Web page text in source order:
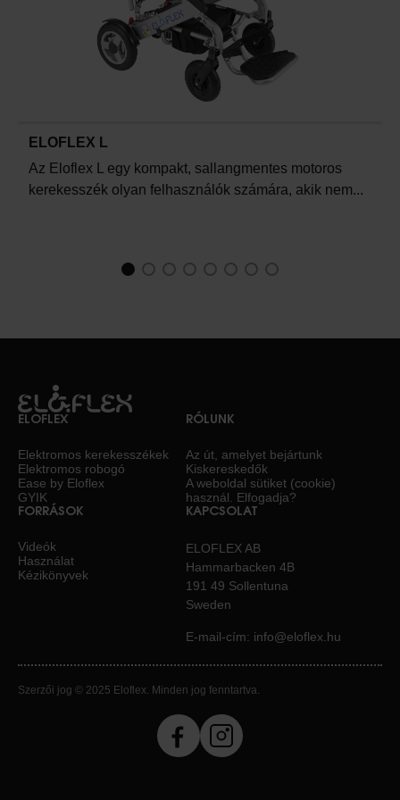
ELOFLEX L
Az Eloflex L egy kompakt, sallangmentes motoros
kerekesszék olyan felhasználók számára, akik nem...
1
Current Item
ELOFLEX
Elektromos kerekesszékek
Elektromos robogó
Ease by Eloflex
GYIK
RÓLUNK
Az út, amelyet bejártunk
Kiskereskedők
A weboldal sütiket (cookie)
használ. Elfogadja?
FORRÁSOK
Videók
Használat
Kézikönyvek
KAPCSOLAT
ELOFLEX AB
Hammarbacken 4B
191 49 Sollentuna
Sweden
E-mail-cím: info@eloflex.hu
Szerzői jog © 2025 Eloflex. Minden jog fenntartva.